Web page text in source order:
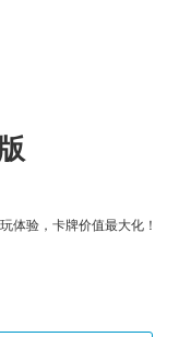
体验，卡牌价值最大化！